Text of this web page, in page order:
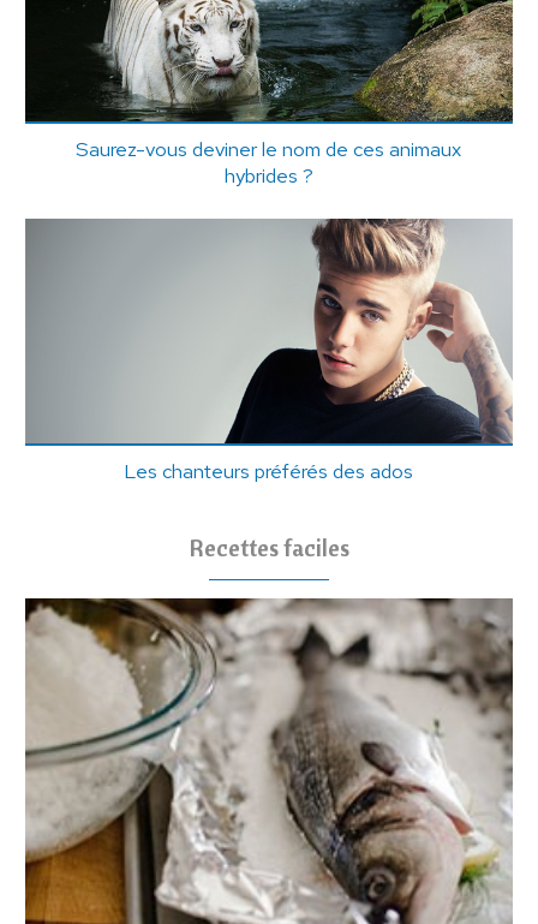
Saurez-vous deviner le nom de ces animaux
hybrides ?
Les chanteurs préférés des ados
Recettes faciles